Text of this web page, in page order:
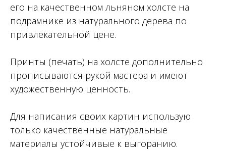
его на качественном льняном холсте на
подрамнике из натурального дерева по
привлекательной цене.
Принты (печать) на холсте дополнительно
прописываются рукой мастера и имеют
художественную ценность.
Для написания своих картин использую
только качественные натуральные
материалы устойчивые к выгоранию.